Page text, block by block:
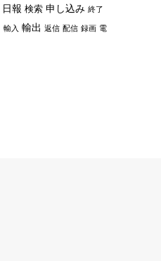
日報 検索 申し込み 終了
輸入 輸出 返信 配信 録画 電